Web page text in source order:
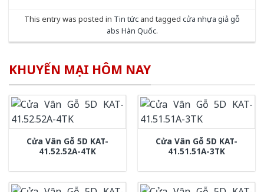
This entry was posted in Tin tức and tagged cửa nhựa giả gỗ
abs Hàn Quốc.
KHUYẾN MẠI HÔM NAY
Cửa Vân Gỗ 5D KAT-
41.52.52A-4TK
Cửa Vân Gỗ 5D KAT-
41.51.51A-3TK